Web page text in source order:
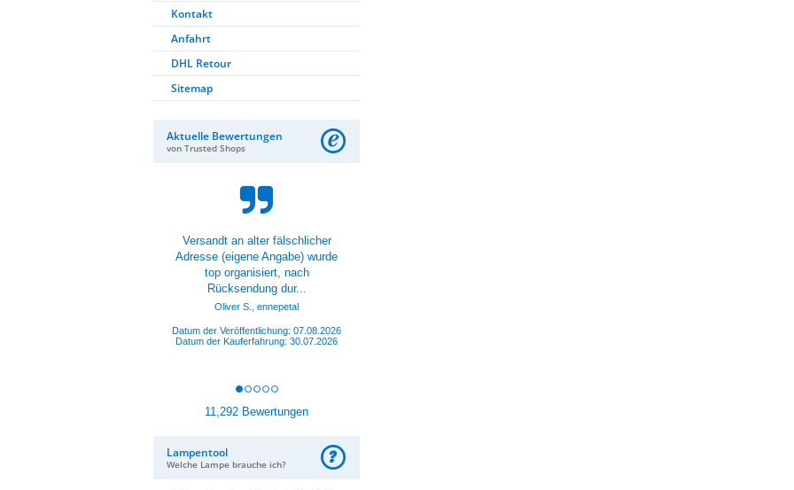
Kontakt
Anfahrt
DHL Retour
Sitemap
Aktuelle Bewertungen
von Trusted Shops
Versandt an alter fälschlicher
Adresse (eigene Angabe) wurde
top organisiert, nach
Rücksendung dur...
Oliver S., ennepetal
Datum der Veröffentlichung: 07.08.2026
Datum der Kauferfahrung: 30.07.2026
11,292 Bewertungen
Lampentool
Welche Lampe brauche ich?